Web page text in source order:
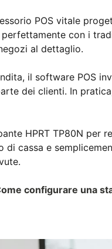
POS vitale
con i
al dettaglio.
il software POS
dei clienti. In
HPRT TP80N
cassa e
configurare una